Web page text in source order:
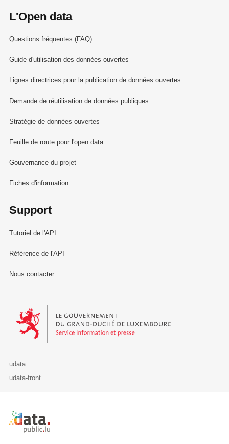
L'Open data
Questions fréquentes (FAQ)
Guide d'utilisation des données ouvertes
Lignes directrices pour la publication de données ouvertes
Demande de réutilisation de données publiques
Stratégie de données ouvertes
Feuille de route pour l'open data
Gouvernance du projet
Fiches d'information
Support
Tutoriel de l'API
Référence de l'API
Nous contacter
Le Gouvernement du Grand-Duché de Luxembourg - Service
udata
udata-front
Retour à l'accueil de data.public.lu